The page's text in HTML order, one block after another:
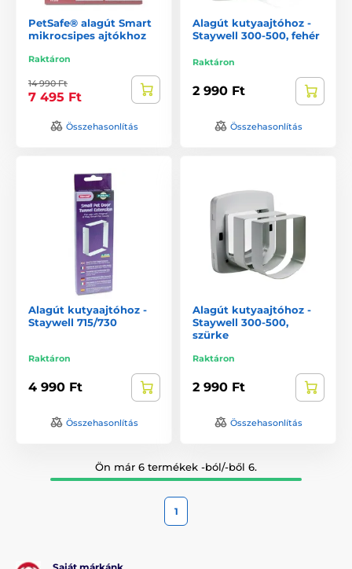
PetSafe® alagút Smart
mikrocsipes ajtókhoz
Raktáron
14 990 Ft
7 495 Ft
Összehasonlítás
Alagút kutyaajtóhoz -
Staywell 300-500, fehér
Raktáron
2 990 Ft
Összehasonlítás
Alagút kutyaajtóhoz -
Staywell 715/730
Raktáron
4 990 Ft
Összehasonlítás
Alagút kutyaajtóhoz -
Staywell 300-500,
szürke
Raktáron
2 990 Ft
Összehasonlítás
Ön már 6 termékek -ból/-ből 6.
1